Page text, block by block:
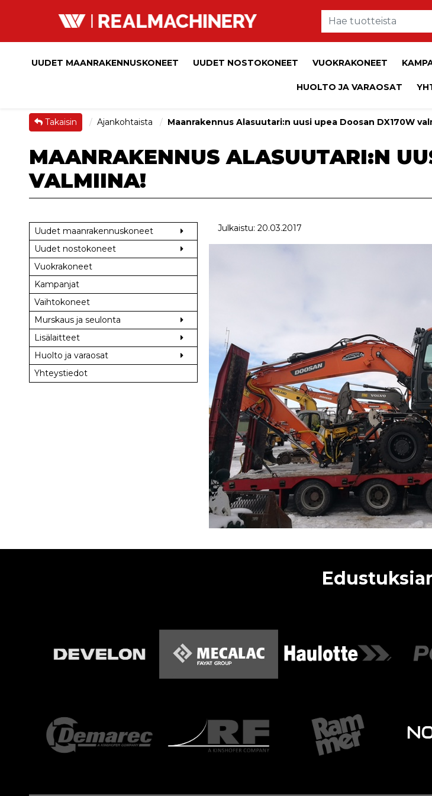
UUDET MAANRAKENNUSKONEET UUDET NOSTOKONEET VUOKRAKONEET
HUOLTO JA VARAOSAT
Takaisin Ajankohtaista Maanrakennus Alasuutari:n uusi upea Doosan DX170W
MAANRAKENNUS ALASUUTARI:N
VALMIINA!
Julkaistu: 20.03.2017
Uudet maanrakennuskoneet
Uudet nostokoneet
Vuokrakoneet
Kampanjat
Vaihtokoneet
Murskaus ja seulonta
Lisälaitteet
Huolto ja varaosat
Yhteystiedot